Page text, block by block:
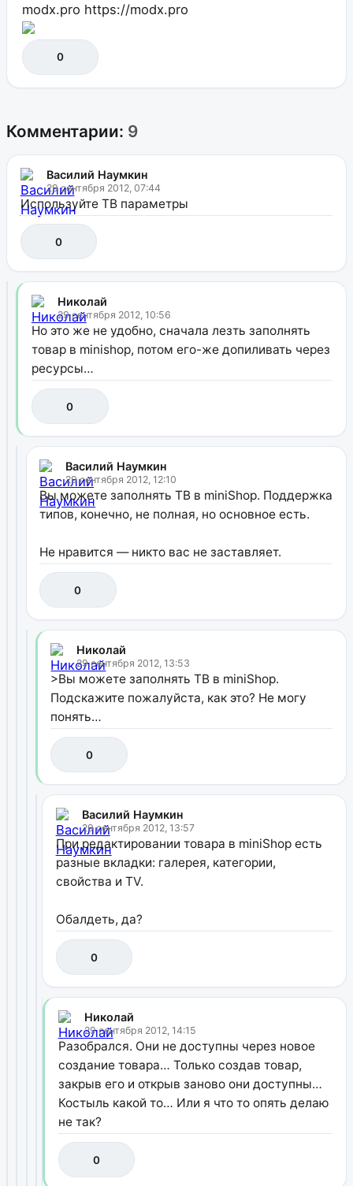
modx.pro https://modx.pro
0
Комментарии: 9
Василий Наумкин
29 сентября 2012, 07:44
Используйте ТВ параметры
0
Николай
29 сентября 2012, 10:56
Но это же не удобно, сначала лезть заполнять
товар в minishop, потом его-же допиливать через
ресурсы…
0
Василий Наумкин
29 сентября 2012, 12:10
Вы можете заполнять ТВ в miniShop. Поддержка
типов, конечно, не полная, но основное есть.
Не нравится — никто вас не заставляет.
0
Николай
29 сентября 2012, 13:53
>Вы можете заполнять ТВ в miniShop.
Подскажите пожалуйста, как это? Не могу
понять…
0
Василий Наумкин
29 сентября 2012, 13:57
При редактировании товара в miniShop есть
разные вкладки: галерея, категории,
свойства и TV.
Обалдеть, да?
0
Николай
29 сентября 2012, 14:15
Разобрался. Они не доступны через новое
создание товара… Только создав товар,
закрыв его и открыв заново они доступны…
Костыль какой то… Или я что то опять делаю
не так?
0